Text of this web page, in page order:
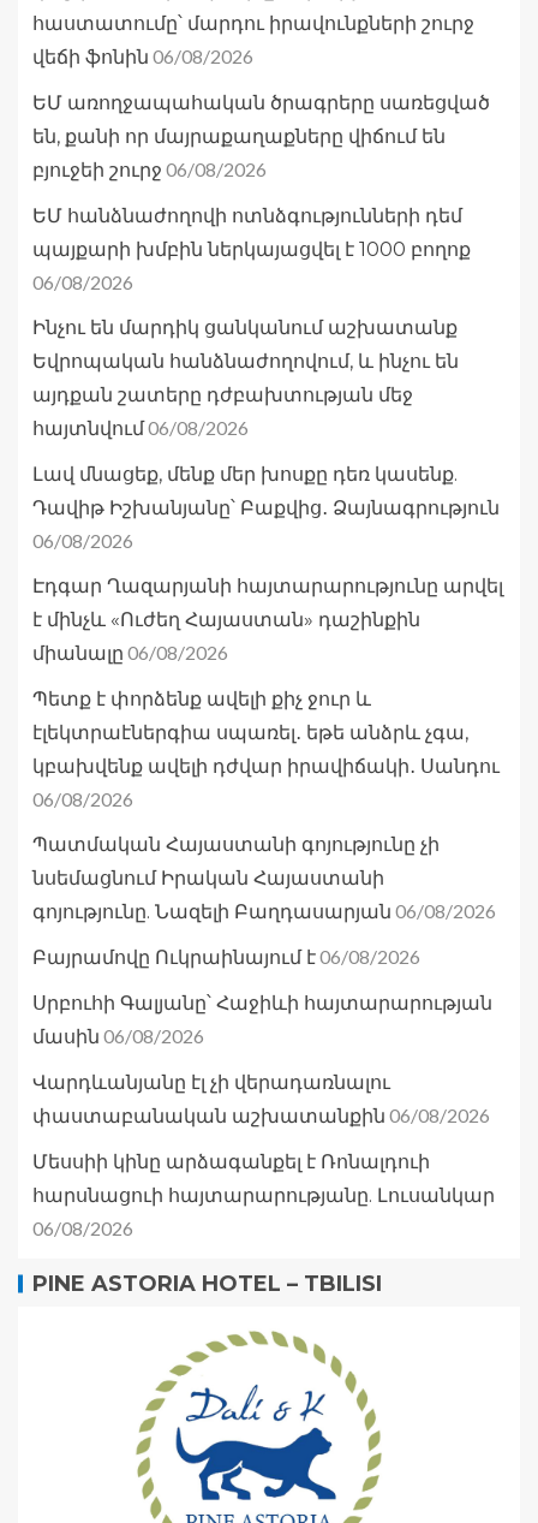
հաստատումը՝ մարդու իրավունքների շուրջ
վեճի ֆոնին 06/08/2026
ԵՄ առողջապահական ծրագրերը սառեցված
են, քանի որ մայրաքաղաքները վիճում են
բյուջեի շուրջ 06/08/2026
ԵՄ հանձնաժողովի ոտնձգությունների դեմ
պայքարի խմբին ներկայացվել է 1000 բողոք
06/08/2026
Ինչու են մարդիկ ցանկանում աշխատանք
Եվրոպական հանձնաժողովում, և ինչու են
այդքան շատերը դժբախտության մեջ
հայտնվում06/08/2026
Լավ մնացեք, մենք մեր խոսքը դեռ կասենք.
Դավիթ Իշխանյանը՝ Բաքվից․ Ձայնագրություն
06/08/2026
Էդգար Ղազարյանի հայտարարությունը արվել
է մինչև «Ուժեղ Հայաստան» դաշինքին
միանալը 06/08/2026
Պետք է փորձենք ավելի քիչ ջուր և
էլեկտրաէներգիա սպառել․ եթե անձրև չգա,
կբախվենք ավելի դժվար իրավիճակի․ Սանդու
06/08/2026
Պատմական Հայաստանի գոյությունը չի
նսեմացնում Իրական Հայաստանի
գոյությունը. Նազելի Բաղդասարյան 06/08/2026
Բայրամովը Ուկրաինայում է06/08/2026
Սրբուհի Գալյանը՝ Հաջիևի հայտարարության
մասին 06/08/2026
Վարդևանյանը էլ չի վերադառնալու
փաստաբանական աշխատանքին 06/08/2026
Մեսսիի կինը արձագանքել է Ռոնալդուի
հարսնացուի հայտարարությանը. Լուսանկար
06/08/2026
PINE ASTORIA HOTEL – TBILISI